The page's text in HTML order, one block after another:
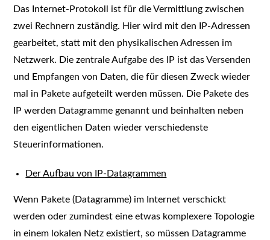
Das Internet-Protokoll ist für die Vermittlung zwischen
zwei Rechnern zuständig. Hier wird mit den IP-Adressen
gearbeitet, statt mit den physikalischen Adressen im
Netzwerk. Die zentrale Aufgabe des IP ist das Versenden
und Empfangen von Daten, die für diesen Zweck wieder
mal in Pakete aufgeteilt werden müssen. Die Pakete des
IP werden Datagramme genannt und beinhalten neben
den eigentlichen Daten wieder verschiedenste
Steuerinformationen.
Der Aufbau von IP-Datagrammen
Wenn Pakete (Datagramme) im Internet verschickt
werden oder zumindest eine etwas komplexere Topologie
in einem lokalen Netz existiert, so müssen Datagramme